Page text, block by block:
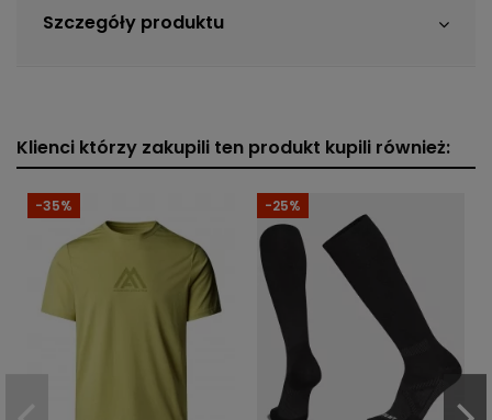
Szczegóły produktu
Klienci którzy zakupili ten produkt kupili również:
-35% -25%